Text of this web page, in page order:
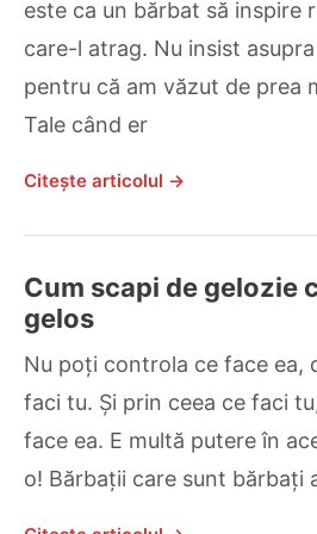
este ca un bărbat să inspire
care-l atrag. Nu insist
pentru că am văzut de prea
Tale când er
Citește articolul →
Cum scapi de gelozie
gelos
Nu poți controla ce face ea,
faci tu. Și prin ceea ce faci
face ea. E multă putere în
o! Bărbații care sunt bărbați